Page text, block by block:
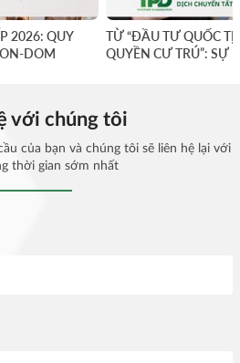
2026: QUY
DOM
TỪ “ĐẦU TƯ QUỐC
QUYỀN CƯ TRÚ”: SỰ
với chúng tôi
của bạn và chúng tôi sẽ liên hệ lại với
thời gian sớm nhất